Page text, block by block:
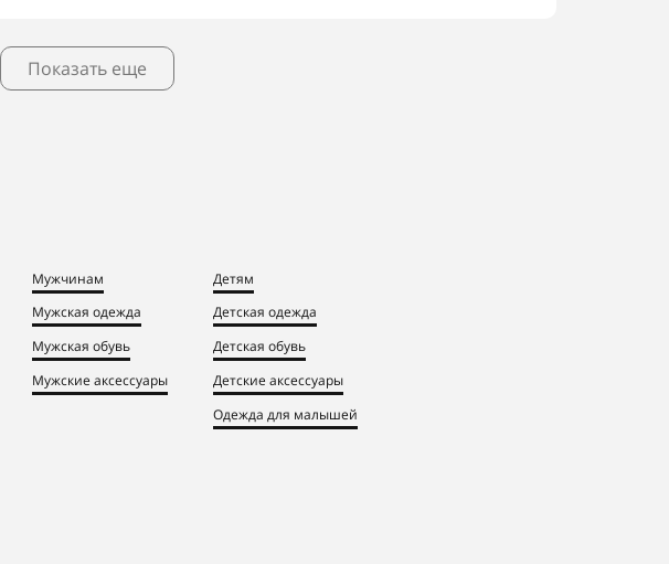
Показать еще
Мужчинам
Мужская одежда
Мужская обувь
Мужские аксессуары
Детям
Детская одежда
Детская обувь
Детские аксессуары
Одежда для малышей